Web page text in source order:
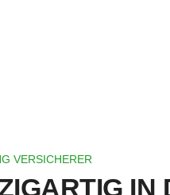
VERSICHERER
IN